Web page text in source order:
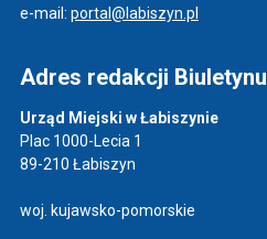
e-mail: portal@labiszyn.pl
Adres redakcji Biuletynu
Urząd Miejski w Łabiszynie
Plac 1000-Lecia 1
89-210 Łabiszyn
woj. kujawsko-pomorskie